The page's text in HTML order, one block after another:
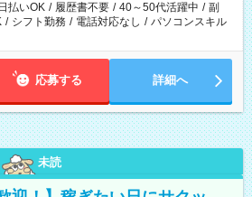
日払いOK / 履歴書不要 / 40～50代活躍中 / 副
/ シフト勤務 / 電話対応なし / パソコンスキル
応募する 詳細へ
未読